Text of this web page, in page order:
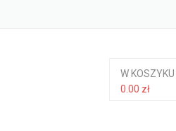
W KOSZYKU
0.00 zł